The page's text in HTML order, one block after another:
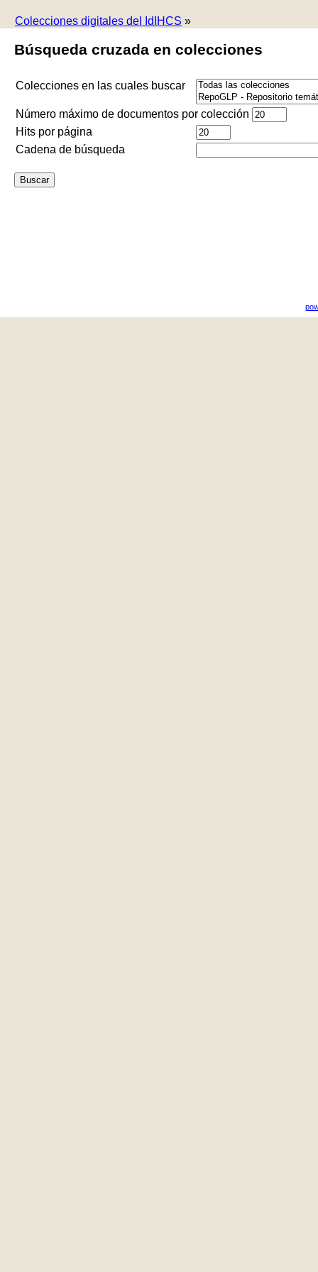
Colecciones digitales del IdIHCS »
Búsqueda cruzada en colecciones
Colecciones en las cuales buscar
Número máximo de documentos por colección
Hits por página
Cadena de búsqueda